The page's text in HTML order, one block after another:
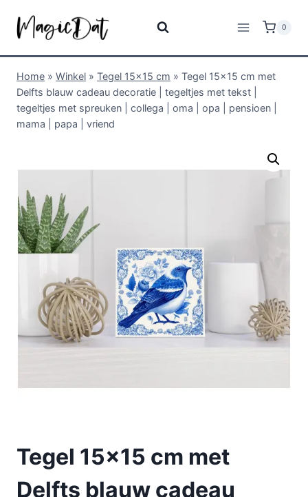
0
Home » Winkel » Tegel 15x15 cm » Tegel 15×15 cm met
Delfts blauw cadeau decoratie | tegeltjes met tekst |
tegeltjes met spreuken | collega | oma | opa | pensioen |
mama | papa | vriend
Tegel 15×15 cm met
Delfts blauw cadeau